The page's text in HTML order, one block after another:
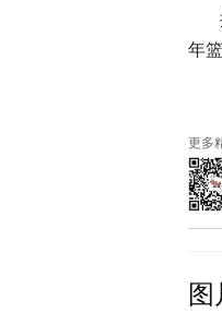
年
更多
邢
官方
图